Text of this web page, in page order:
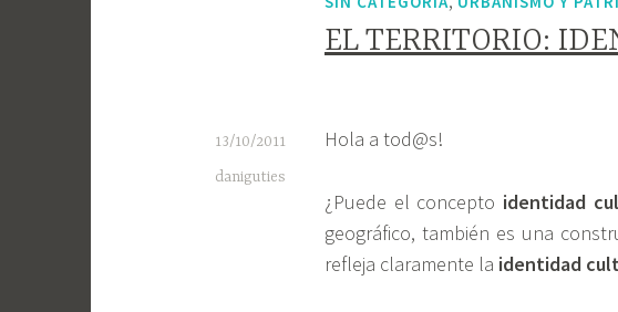
EL TERRITORIO:
13/10/2011
daniguties
Hola a tod@s!
¿Puede el concepto identidad
geográfico, también es una
refleja claramente la identidad